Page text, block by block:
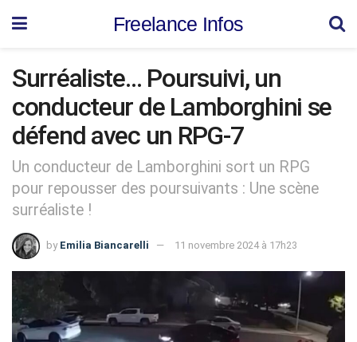
Freelance Infos
Surréaliste… Poursuivi, un
conducteur de Lamborghini se
défend avec un RPG-7
Un conducteur de Lamborghini sort un RPG
pour repousser des poursuivants : Une scène
surréaliste !
by Emilia Biancarelli 11 novembre 2024 à 17h23